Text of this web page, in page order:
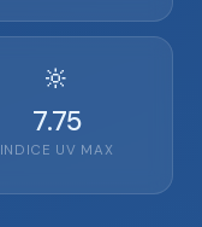
🔆
7.75
INDICE UV MAX